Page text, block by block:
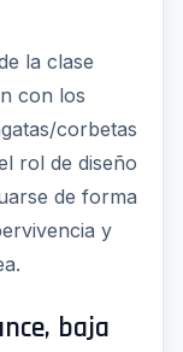
la clase
con los
corbetas
rol de diseño
de forma
y
baja